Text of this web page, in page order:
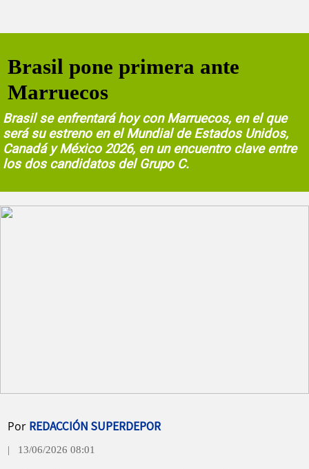
Brasil pone primera ante
Marruecos
Brasil se enfrentará hoy con Marruecos, en el que
será su estreno en el Mundial de Estados Unidos,
Canadá y México 2026, en un encuentro clave entre
los dos candidatos del Grupo C.
Por REDACCIÓN SUPERDEPOR
| 13/06/2026 08:01